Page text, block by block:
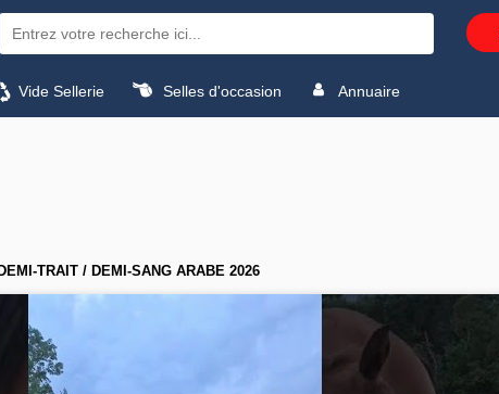
Vide Sellerie Selles d'occasion Annuaire
DEMI-TRAIT / DEMI-SANG ARABE 2026